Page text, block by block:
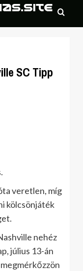
SC Tipp
veretlen, míg
kölcsönjáték
nehéz
július 13-án